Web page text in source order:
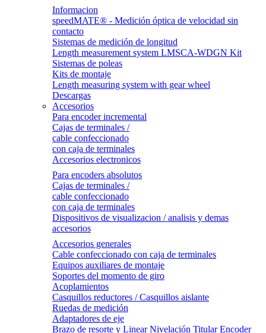
Informacion
speedMATE® - Medición óptica de velocidad sin
contacto
Sistemas de medición de longitud
Length measurement system LMSCA-WDGN Kit
Sistemas de poleas
Kits de montaje
Length measuring system with gear wheel
Descargas
Accesorios
Para encoder incremental
Cajas de terminales /
cable confeccionado
con caja de terminales
Accesorios electronicos
Para encoders absolutos
Cajas de terminales /
cable confeccionado
con caja de terminales
Dispositivos de visualizacion / analisis y demas
accesorios
Accesorios generales
Cable confeccionado con caja de terminales
Equipos auxiliares de montaje
Soportes del momento de giro
Acoplamientos
Casquillos reductores / Casquillos aislante
Ruedas de medición
Adaptadores de eje
Brazo de resorte y Linear Nivelación Titular Encoder